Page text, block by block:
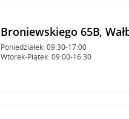
Broniewskiego 65B,
Poniedziałek: 09:30-17:00
Wtorek-Piątek: 09:00-16:30